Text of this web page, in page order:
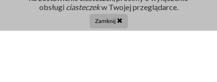
Rejestracja
Tel. centrala:
obsługi ciasteczekw Twojej przeglądarce.
Zamknij